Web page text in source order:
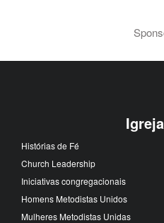
Histórias de Fé
Church Leadership
Iniciativas congregacionais
Homens Metodistas Unidos
Mulheres Metodistas Unidas